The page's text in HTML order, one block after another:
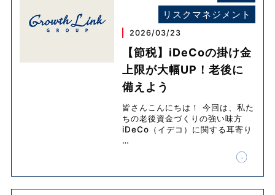
リスクマネジメント
2026/03/23
【節税】iDeCoの掛け金
上限が大幅UP！老後に
備えよう
皆さんこんにちは！ 今回は、私た
ちの老後資金づくりの強い味方
iDeCo（イデコ）に関する耳寄り
…